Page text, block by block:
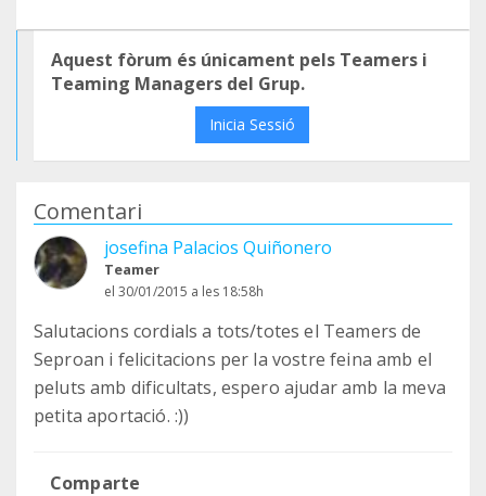
Aquest fòrum és únicament pels Teamers i
Teaming Managers del Grup.
Inicia Sessió
Comentari
josefina Palacios Quiñonero
Teamer
el 30/01/2015 a les 18:58h
Salutacions cordials a tots/totes el Teamers de
Seproan i felicitacions per la vostre feina amb el
peluts amb dificultats, espero ajudar amb la meva
petita aportació. :))
Comparte